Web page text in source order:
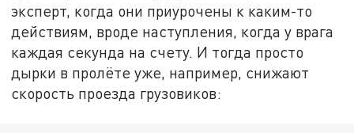
эксперт, когда они приурочены к каким-то
действиям, вроде наступления, когда у врага
каждая секунда на счету. И тогда просто
дырки в пролёте уже, например, снижают
скорость проезда грузовиков: